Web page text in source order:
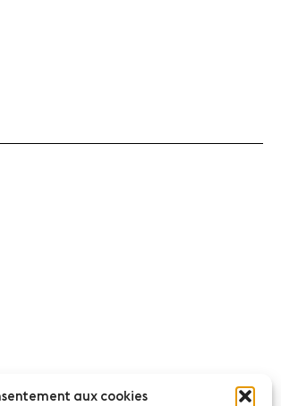
aux cookies